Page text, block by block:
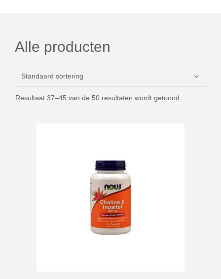
Alle producten
Resultaat 37–45 van de 50 resultaten wordt getoond